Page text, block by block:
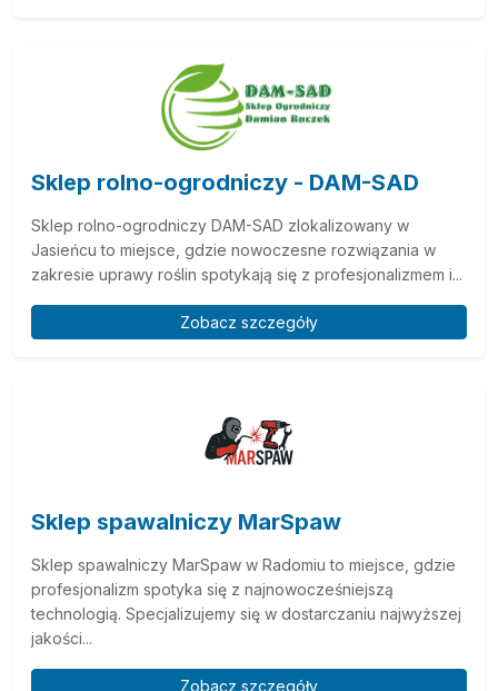
Sklep rolno-ogrodniczy - DAM-SAD
Sklep rolno-ogrodniczy DAM-SAD zlokalizowany w
Jasieńcu to miejsce, gdzie nowoczesne rozwiązania w
zakresie uprawy roślin spotykają się z profesjonalizmem i...
Zobacz szczegóły
Sklep spawalniczy MarSpaw
Sklep spawalniczy MarSpaw w Radomiu to miejsce, gdzie
profesjonalizm spotyka się z najnowocześniejszą
technologią. Specjalizujemy się w dostarczaniu najwyższej
jakości...
Zobacz szczegóły